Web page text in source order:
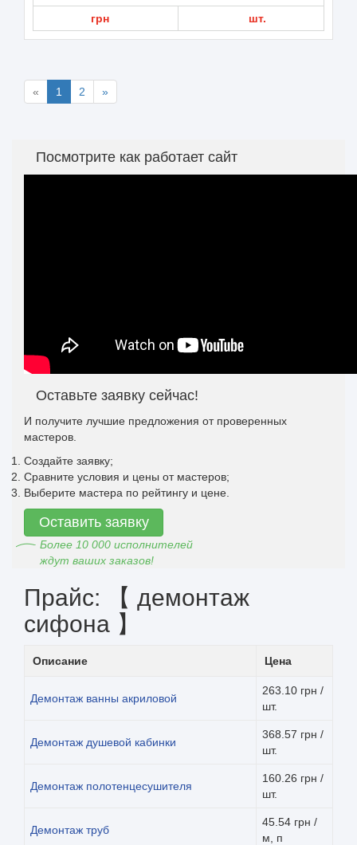
грн шт.
« 1 2 »
Посмотрите как работает сайт
Оставьте заявку сейчас!
И получите лучшие предложения от проверенных
мастеров.
Создайте заявку;
Сравните условия и цены от мастеров;
Выберите мастера по рейтингу и цене.
Оставить заявку
Более 10 000 исполнителей
ждут ваших заказов!
Прайс: 【 демонтаж
сифона 】
Описание Цена
Демонтаж ванны акриловой
263.10 грн /
шт.
Демонтаж душевой кабинки
368.57 грн /
шт.
Демонтаж полотенцесушителя
160.26 грн /
шт.
Демонтаж труб
45.54 грн /
м, п